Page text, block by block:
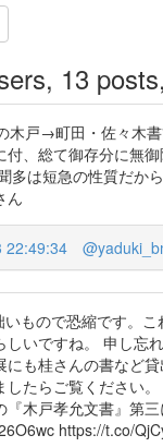
13
木戸→町田・佐々木書
付、総て御存分に無
多は短急の性質だか
ん
22:49:34
もので恐縮です。
しいですね。 申し忘
にも桂さんの書など
したらご覧ください
木戸孝允文書』第三
https://t.co/